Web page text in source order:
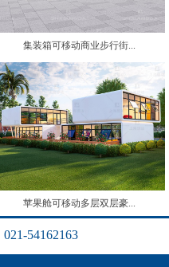
集装箱可移动商业步行街...
苹果舱可移动多层双层豪...
021-54162163